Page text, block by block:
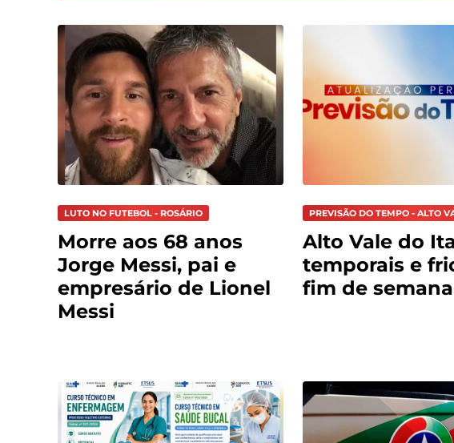
LUTO NO FUTEBOL - ROSÁRIO
Morre aos 68 anos
Jorge Messi, pai e
empresário de Lionel
Messi
PREVISÃO DO TEMPO - ALTO
Alto Vale do
temporais e
fim de semana